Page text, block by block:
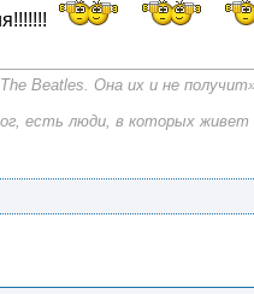
Beatles. Она их и не
есть люди, в которых живет